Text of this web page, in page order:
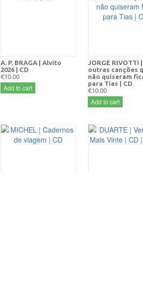
A. P. BRAGA | Alvito
2026 | CD
€10.00
Add to cart
JORGE RIVOTTI |
outras canções
não quiseram
para Tias | CD
€10.00
Add to cart